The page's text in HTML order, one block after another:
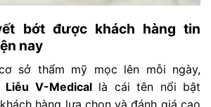
bớt được khách hàng tin
nay
sở thẩm mỹ mọc lên mỗi ngày,
Liễu V-Medicallà cái tên nổi bật
hàng lựa chọn và đánh giá cao